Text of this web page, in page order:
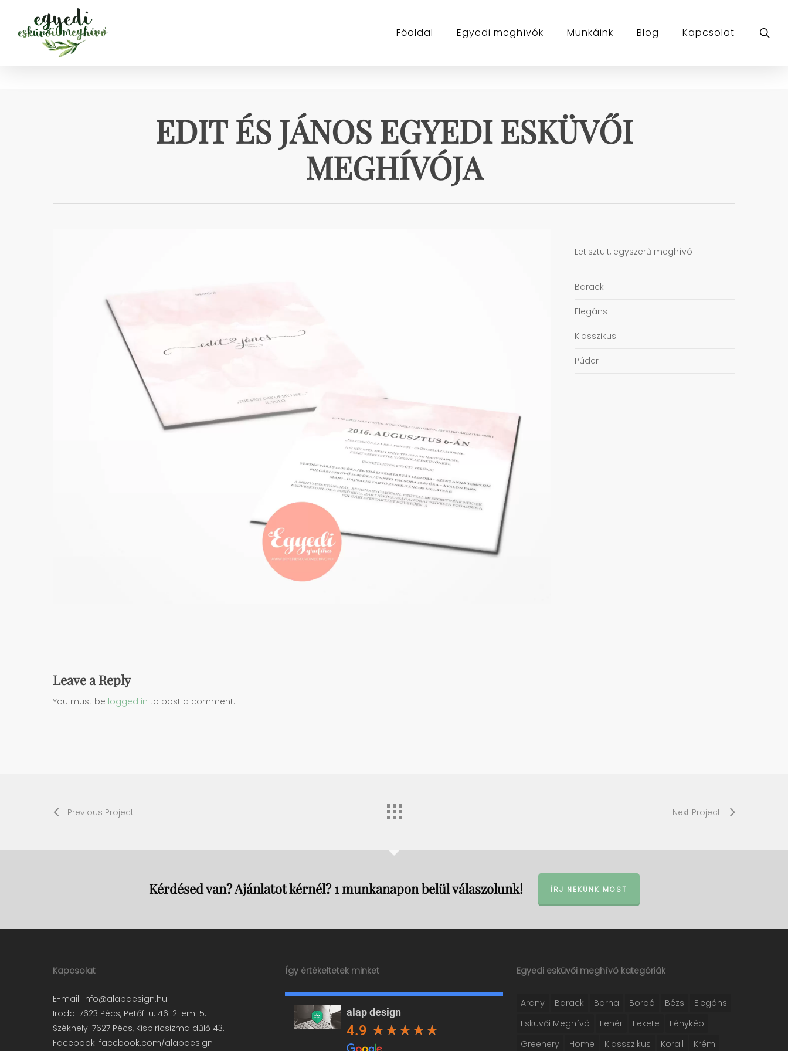
main
Főoldal Egyedi meghívók Munkáink Blog Kapcsolat
EDIT ÉS JÁNOS EGYEDI ESKÜVŐI
MEGHÍVÓJA
Leave a Reply
You must be logged in to post a comment.
Letisztult, egyszerű meghívó
Barack
Elegáns
Klasszikus
Púder
Previous Project Next Project
Kérdésed van? Ajánlatot kérnél? 1 munkanapon belül válaszolunk! ÍRJ NEKÜNK MOST
Kapcsolat
E-mail: info@alapdesign.hu
Iroda: 7623 Pécs, Petőfi u. 46. 2. em. 5.
Székhely: 7627 Pécs, Kispiricsizma dűlő 43.
Facebook: facebook.com/alapdesign
Így értékeltetek minket
alap design
4.9
Egyedi esküvői meghívó kategóriák
Arany Barack Barna Bordó Bézs
Elegáns
Esküvői Meghívó
Fehér Fekete
Fénykép
Greenery
Home Klassszikus Korall Krém